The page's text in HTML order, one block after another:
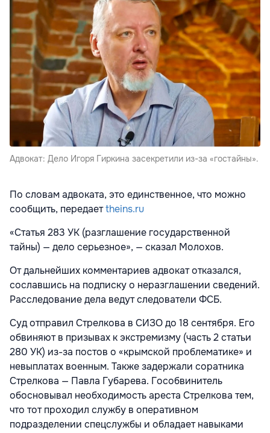
Адвокат: Дело Игоря Гиркина засекретили из-за «гостайны».
По словам адвоката, это единственное, что можно
сообщить, передаетtheins.ru
«Статья 283 УК (разглашение государственной
тайны) — дело серьезное», — сказал Молохов.
От дальнейших комментариев адвокат отказался,
сославшись на подписку о неразглашении сведений.
Расследование дела ведут следователи ФСБ.
Суд отправил Стрелкова в СИЗО до 18 сентября. Его
обвиняют в призывах к экстремизму (часть 2 статьи
280 УК) из-за постов о «крымской проблематике» и
невыплатах военным. Также задержали соратника
Стрелкова — Павла Губарева. Гособвинитель
обосновывал необходимость ареста Стрелкова тем,
что тот проходил службу в оперативном
подразделении спецслужбы и обладает навыками